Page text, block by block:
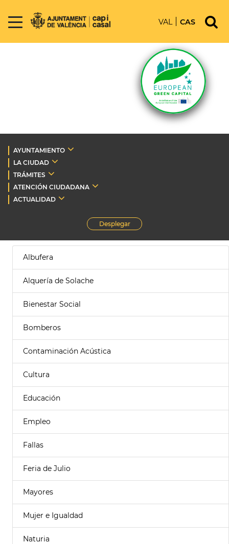
VAL CAS
AYUNTAMIENTO
LA CIUDAD
TRÁMITES
ATENCIÓN CIUDADANA
ACTUALIDAD
Desplegar
Albufera
Alquería de Solache
Bienestar Social
Bomberos
Contaminación Acústica
Cultura
Educación
Empleo
Fallas
Feria de Julio
Mayores
Mujer e Igualdad
Naturia